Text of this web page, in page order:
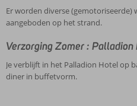
Er worden diverse
aangeboden op het strand.
Verzorging Zomer : Palladion
Je verblijft in het Palladion Hotel op
diner in buffetvorm.